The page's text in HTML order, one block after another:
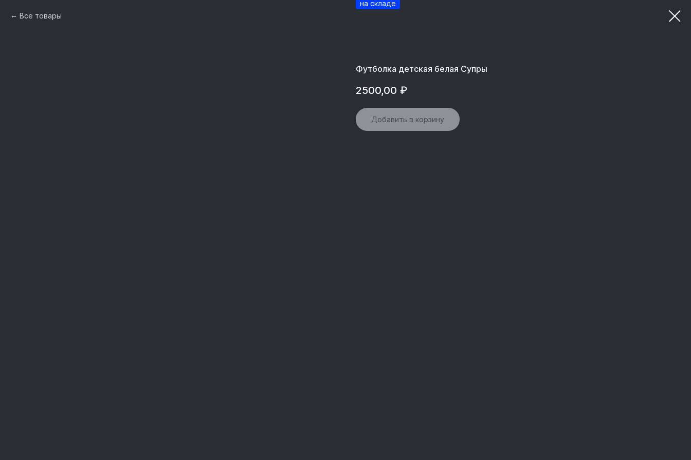
Все товары
Футболка детская белая Супры
2500,00 ₽
Добавить в корзину